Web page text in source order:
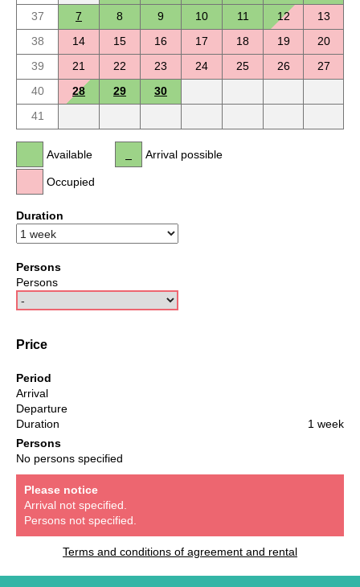
37
7 8 9 10 11 12
13
38
14 15 16 17 18 19
20
39
21 22 23 24 25 26
27
40
28 29
30
41
Available
Occupied
Arrival possible
Duration
Persons
Persons
Price
Period
Arrival
Departure
Duration
1 week
Persons
No persons specified
Please notice
Arrival not specified.
Persons not specified.
Terms and conditions of agreement and rental